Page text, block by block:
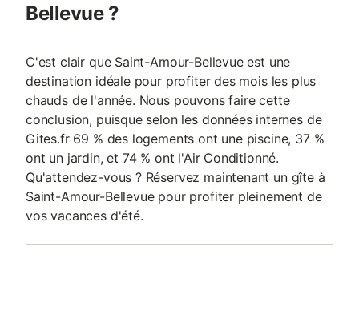
Bellevue ?
C'est clair que Saint-Amour-Bellevue est une
destination idéale pour profiter des mois les plus
chauds de l'année. Nous pouvons faire cette
conclusion, puisque selon les données internes de
Gites.fr 69 % des logements ont une piscine, 37 %
ont un jardin, et 74 % ont l'Air Conditionné.
Qu'attendez-vous ? Réservez maintenant un gîte à
Saint-Amour-Bellevue pour profiter pleinement de
vos vacances d'été.